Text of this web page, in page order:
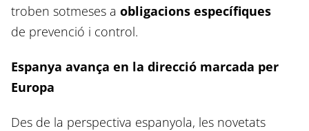
troben sotmeses a obligacions específiques
de prevenció i control.
Espanya avança en la direcció marcada per
Europa
Des de la perspectiva espanyola, les novetats